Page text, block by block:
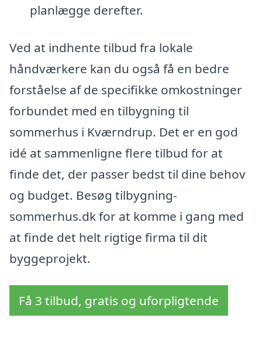
planlægge derefter.
Ved at indhente tilbud fra lokale
håndværkere kan du også få en bedre
forståelse af de specifikke omkostninger
forbundet med en tilbygning til
sommerhus i Kværndrup. Det er en god
idé at sammenligne flere tilbud for at
finde det, der passer bedst til dine behov
og budget. Besøg tilbygning-
sommerhus.dk for at komme i gang med
at finde det helt rigtige firma til dit
byggeprojekt.
Få 3 tilbud, gratis og uforpligtende